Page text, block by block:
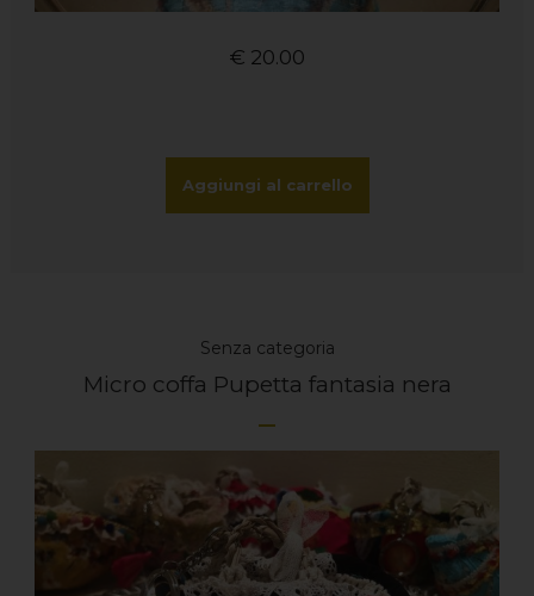
€ 20.00
Aggiungi al carrello
Senza categoria
Micro coffa Pupetta fantasia nera